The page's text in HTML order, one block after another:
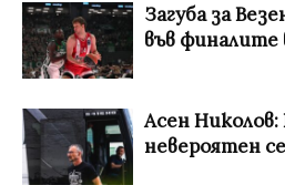
Загуба за
във финалите
Асен
невероятен